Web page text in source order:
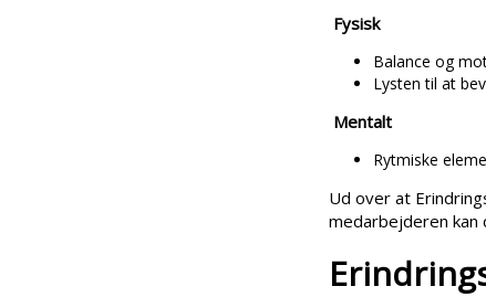
Fysisk
Balance og
Lysten til at
Mentalt
Rytmiske
Ud over at
medarbejderen kan